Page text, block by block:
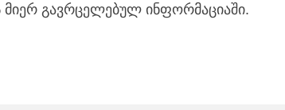
გავრცელებულ ინფორმაციაში.